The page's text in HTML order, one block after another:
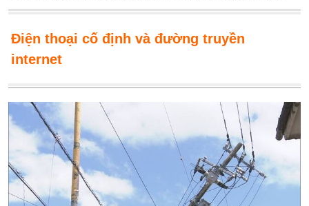
Điện thoại cố định và đường truyền
internet